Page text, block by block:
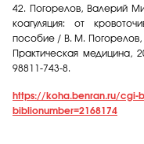
42. Погорелов, Валерий
коагуляция: от
пособие / В. М.
Практическая медицина,
98811-743-8.
https://koha.benran.ru/
biblionumber=2168174